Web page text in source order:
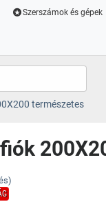
Szerszámok és gépek
természetes